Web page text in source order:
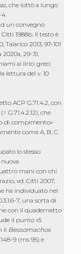
che lottò a lungo
4.
un convegno
1988b. Il testo è
2013, 97-101
29-31,
ai lirici greci
lettura del v. 10
ACP G.71.4.2, con
G.71.4.2.12), che
di compimento»
come A, B, C.
lo stesso
mani con chi
vd. Citti 2007,
ha individuato nel
7, una sorta di
con il quadernetto
il punto «5
il Bessomachos
9 (ms 95) e